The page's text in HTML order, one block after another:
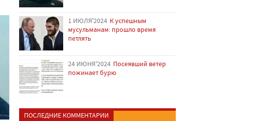
1 ИЮЛЯ'2024 К успешным
мусульманам: прошло время
петлять
24 ИЮНЯ'2024 Посеявший ветер
пожинает бурю
ПОСЛЕДНИЕ КОММЕНТАРИИ